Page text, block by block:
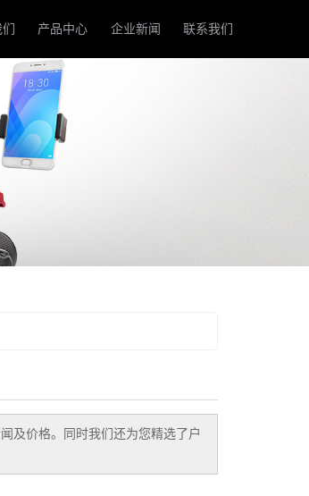
产品中心 企业新闻 联系我们
及价格。同时我们还为您精选了 户